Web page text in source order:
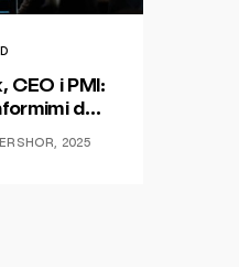
CEO i PMI:
dhe
2025